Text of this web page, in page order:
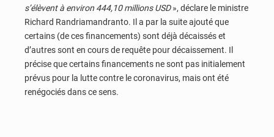
s’élèvent à environ 444,10 millions USD», déclare le ministre
Richard Randriamandranto. Il a par la suite ajouté que
certains (de ces financements) sont déjà décaissés et
d’autres sont en cours de requête pour décaissement. Il
précise que certains financements ne sont pas initialement
prévus pour la lutte contre le coronavirus, mais ont été
renégociés dans ce sens.